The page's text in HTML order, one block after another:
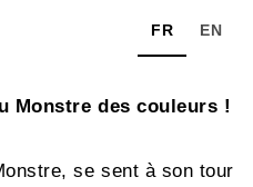
FR EN
Monstre des couleurs !
se sent à son tour